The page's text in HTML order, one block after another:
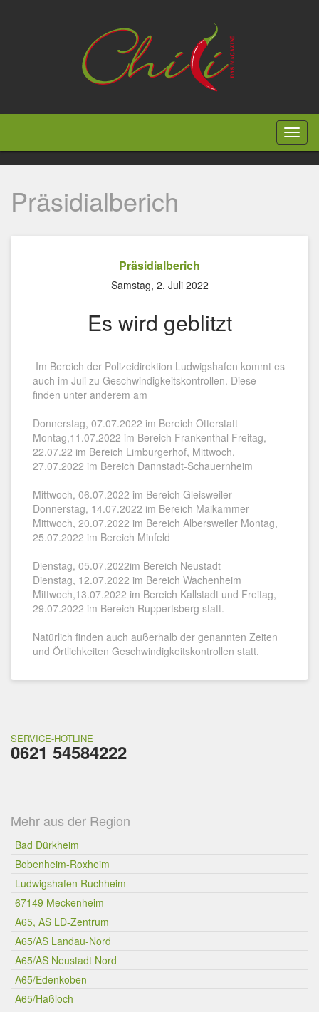
Präsidialberich
Präsidialberich
Samstag, 2. Juli 2022
Es wird geblitzt
Im Bereich der Polizeidirektion Ludwigshafen kommt es
auch im Juli zu Geschwindigkeitskontrollen. Diese
finden unter anderem am
Donnerstag, 07.07.2022 im Bereich Otterstatt
Montag,11.07.2022 im Bereich Frankenthal Freitag,
22.07.22 im Bereich Limburgerhof, Mittwoch,
27.07.2022 im Bereich Dannstadt-Schauernheim
Mittwoch, 06.07.2022 im Bereich Gleisweiler
Donnerstag, 14.07.2022 im Bereich Maikammer
Mittwoch, 20.07.2022 im Bereich Albersweiler Montag,
25.07.2022 im Bereich Minfeld
Dienstag, 05.07.2022im Bereich Neustadt
Dienstag, 12.07.2022 im Bereich Wachenheim
Mittwoch,13.07.2022 im Bereich Kallstadt und Freitag,
29.07.2022 im Bereich Ruppertsberg statt.
Natürlich finden auch außerhalb der genannten Zeiten
und Örtlichkeiten Geschwindigkeitskontrollen statt.
SERVICE-HOTLINE
0621 54584222
Mehr aus der Region
Bad Dürkheim
Bobenheim-Roxheim
Ludwigshafen Ruchheim
67149 Meckenheim
A65, AS LD-Zentrum
A65/AS Landau-Nord
A65/AS Neustadt Nord
A65/Edenkoben
A65/Haßloch